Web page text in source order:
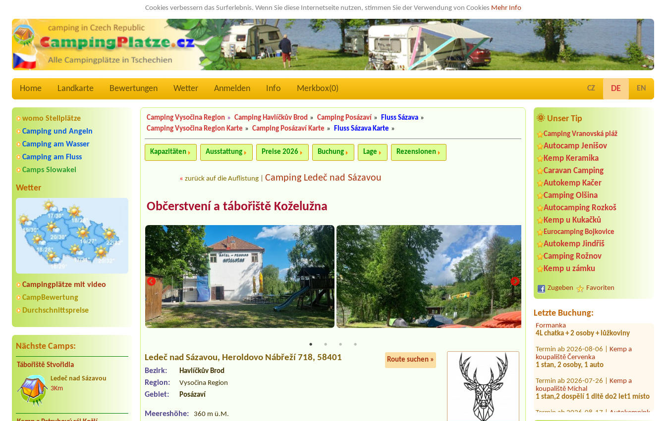
Cookies verbessern das Surferlebnis. Wenn Sie diese Internetseite nutzen, stimmen Sie der Verwendung von Cookies Mehr Info
Home Landkarte Bewertungen Wetter Anmelden Info Merkbox(0) CZ DE EN
womo Stellplätze
Camping und Angeln
Camping am Wasser
Camping am Fluss
Camps Slowakei
Wetter
Campingplätze mit video
CampBewertung
Durchschnittspreise
Nächste Camps:
Tábořiště Stvořidla
Ledeč nad Sázavou
3Km
🌞 Unser Tip
Camping Vranovská pláž
Autocamp Jenišov
Kemp Keramika
Caravan Camping
Autokemp Kačer
Camping Olšina
Autocamping Rozkoš
Kemp u Kukačků
Eurocamping Bojkovice
Autokemp Jindřiš
Camping Rožnov
Kemp u zámku
Zugeben Favoriten
Letzte Buchung:
Termin ab 2026-09-05 |
Český Krumlov
1x Stellplatz für Renault Trafic (Größe
wie VW Bulli), Strom, 2 Erw., gerne
am Wasser
Termin ab 2026-07-28 |Šiška Kemp
Formanka
4L chatka + 2 osoby + lůžkoviny
Termin ab 2026-08-06 |Kemp a
koupaliště Červenka
1 stan, 2 osoby, 1 auto
Termin ab 2026-07-26 |
koupaliště Michal
1 stan,2 dospělí 1 ditě do2 let1 místo
Termin ab 2026-08-17 |Autokempink
Dřenice
Camping Vysočina Region » Camping Havlíčkův Brod » Camping Posázaví » Fluss Sázava »
Camping Vysočina Region Karte » Camping Posázaví Karte » Fluss Sázava Karte »
Kapazitäten Ausstattung Preise 2026 Buchung Lage Rezensionen
«zurück auf die Auflistung |Camping Ledeč nad Sázavou
Občerstvení a tábořiště Koželužna
Ledeč nad Sázavou, Heroldovo Nábřeží 718, 58401 Route suchen »
Bezirk: Havlíčkův Brod
Region: Vysočina Region
Gebiet: Posázaví
Meereshöhe: 360 m ü.M.